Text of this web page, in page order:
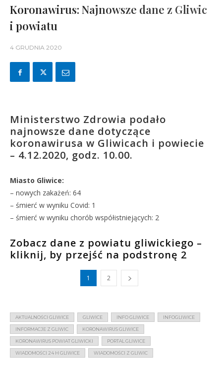
Koronawirus: Najnowsze dane z Gliwic
i powiatu
4 GRUDNIA 2020
Ministerstwo Zdrowia podało
najnowsze dane dotyczące
koronawirusa w Gliwicach i powiecie
– 4.12.2020, godz. 10.00.
Miasto Gliwice:
– nowych zakażeń: 64
– śmierć w wyniku Covid: 1
– śmierć w wyniku chorób współistniejących: 2
Zobacz dane z powiatu gliwickiego –
kliknij, by przejść na podstronę 2
1 2
AKTUALNOŚCI GLIWICE GLIWICE INFO GLIWICE INFOGLIWICE
INFORMACJE Z GLIWIC KORONAWIRUS GLIWICE
KORONAWIRUS POWIAT GLIWICKI PORTAL GLIWICE
WIADOMOŚCI 24 H GLIWICE WIADOMOŚCI Z GLIWIC